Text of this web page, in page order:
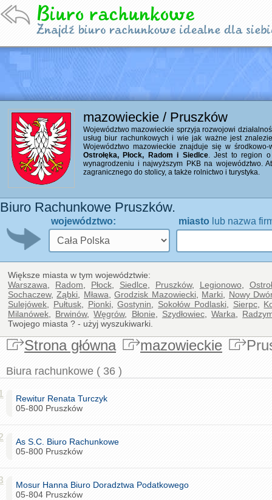
mazowieckie / Pruszków
Województwo mazowieckie sprzyja rozwojowi
usług biur rachunkowych i wie jak ważne jest
Województwo mazowieckie znajduje się w
Ostrołęka, Płock, Radom i Siedlce. Jest to region o
wynagrodzeniu i najwyższym PKB na województwo.
zagranicznego do stolicy, a także rolnictwo i turystyka.
Biuro Rachunkowe Pruszków.
województwo: miasto lub nazwa
Większe miasta w tym województwie:
Warszawa
Radom Płock, Siedlce Pruszków, Legionowo
Sochaczew,Ząbki Mława ,Grodzisk Mazowiecki, Marki
Nowy
Sulejówek
Pułtusk, Pionki,Gostynin Sokołów Podlaski, Sierpc,
Milanówek
Brwinów,Węgrów, Błonie Szydłowiec,Warka
Twojego miasta ? - użyj wyszukiwarki.
Strona główna mazowieckie
Biura rachunkowe ( 36 )
Rewitur Renata Turczyk
05-800 Pruszków
As S.C. Biuro Rachunkowe
05-800 Pruszków
Mosur Hanna Biuro Doradztwa Podatkowego
05-804 Pruszków